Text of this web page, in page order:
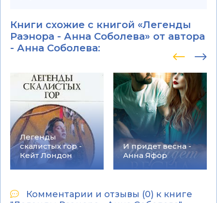
Книги схожие с книгой «Легенды
Раэнора - Анна Соболева» от автора
- Анна Соболева:
Легенды
скалистых гор -
Кейт Лондон
И придет весна -
Анна Яфор
Комментарии и отзывы (0) к книге